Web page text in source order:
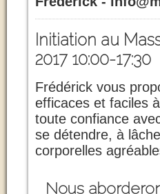
Initiation au
2017 10:00-17:30
Frédérick vous
efficaces et faciles
toute confiance
se détendre, à
corporelles
Nous